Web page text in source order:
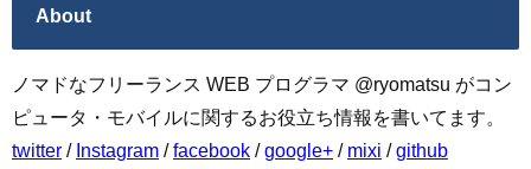
About
ノマドなフリーランス WEB プログラマ @ryomatsu がコン
ピュータ・モバイルに関するお役立ち情報を書いてます。
twitter / Instagram /facebook /google+ / mixi /github